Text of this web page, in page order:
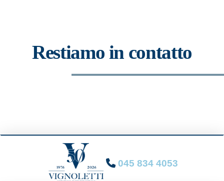
Restiamo in contatto
045 834 4053